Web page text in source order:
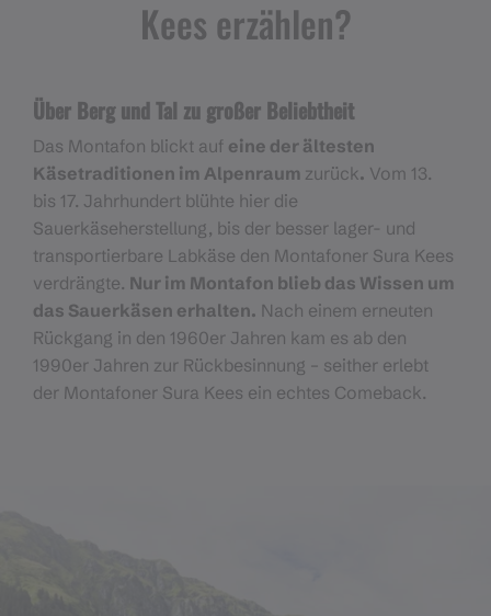
Kees erzählen?
Über Berg und Tal zu großer Beliebtheit
Das Montafon blickt auf eine der ältesten
Käsetraditionen im Alpenraum zurück. Vom 13.
bis 17. Jahrhundert blühte hier die
Sauerkäseherstellung, bis der besser lager- und
transportierbare Labkäse den Montafoner Sura Kees
verdrängte. Nur im Montafon blieb das Wissen um
das Sauerkäsen erhalten. Nach einem erneuten
Rückgang in den 1960er Jahren kam es ab den
1990er Jahren zur Rückbesinnung – seither erlebt
der Montafoner Sura Kees ein echtes Comeback.